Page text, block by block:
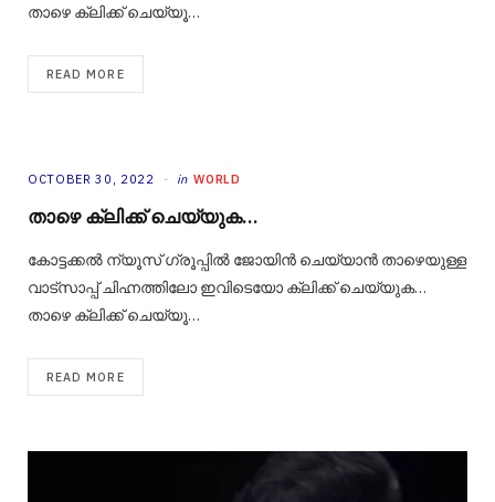
താഴെ ക്ലിക്ക് ചെയ്യൂ…
READ MORE
OCTOBER 30, 2022 in WORLD
താഴെ ക്ലിക്ക് ചെയ്യുക…
കോട്ടക്കൽ ന്യൂസ് ഗ്രൂപ്പിൽ ജോയിൻ ചെയ്യാൻ താഴെയുള്ള
വാട്‌സാപ്പ് ചിഹ്നത്തിലോ ഇവിടെയോ ക്ലിക്ക് ചെയ്യുക…
താഴെ ക്ലിക്ക് ചെയ്യൂ…
READ MORE